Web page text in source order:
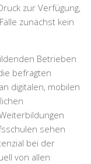
zur Verfügung,
zunächst kein
Betrieben
befragten
digitalen, mobilen
sehen
bei der
von allen